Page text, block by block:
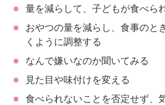
量を減らして、子どもが食べら
おやつの量を減らし、食事のと
くように調整する
なんで嫌いなのか聞いてみる
見た目や味付けを変える
食べられないことを否定せず、